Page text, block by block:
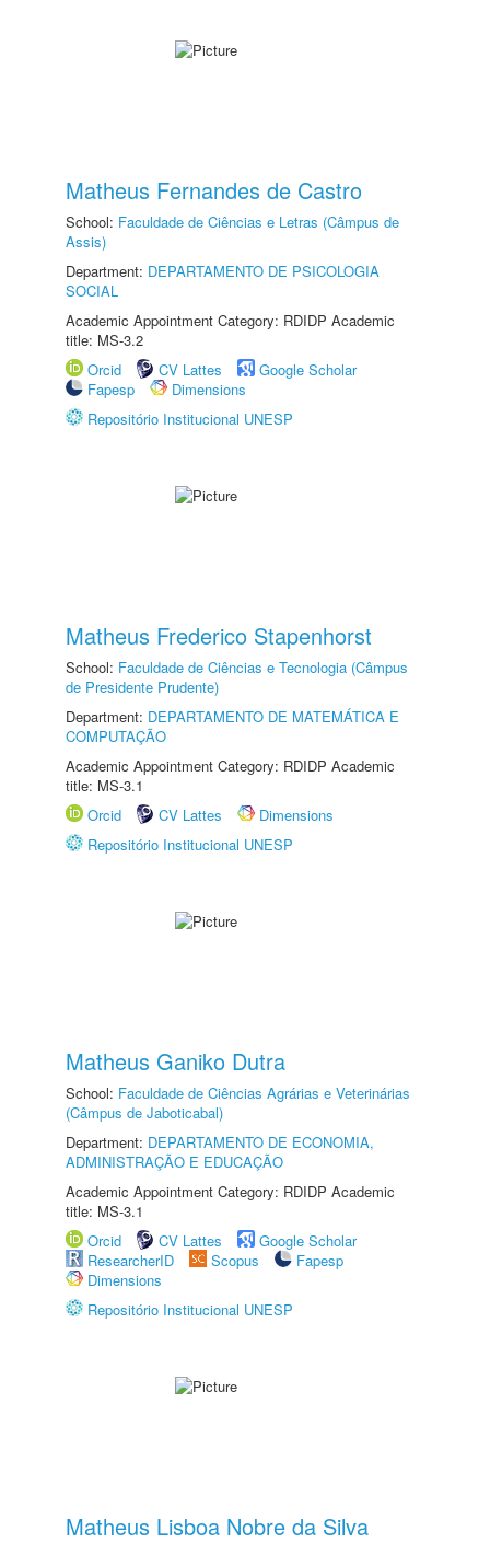
Matheus Fernandes de Castro
School: Faculdade de Ciências e Letras (Câmpus de
Assis)
Department: DEPARTAMENTO DE PSICOLOGIA
SOCIAL
Academic Appointment Category: RDIDP Academic
title: MS-3.2
Orcid
CV Lattes
Google Scholar
Fapesp
Dimensions
Repositório Institucional UNESP
Matheus Frederico Stapenhorst
School: Faculdade de Ciências e Tecnologia (Câmpus
de Presidente Prudente)
Department: DEPARTAMENTO DE MATEMÁTICA E
COMPUTAÇÃO
Academic Appointment Category: RDIDP Academic
title: MS-3.1
Orcid
CV Lattes
Dimensions
Repositório Institucional UNESP
Matheus Ganiko Dutra
School: Faculdade de Ciências Agrárias e Veterinárias
(Câmpus de Jaboticabal)
Department: DEPARTAMENTO DE ECONOMIA,
ADMINISTRAÇÃO E EDUCAÇÃO
Academic Appointment Category: RDIDP Academic
title: MS-3.1
Orcid
CV Lattes
Google Scholar
ResearcherID
Scopus
Fapesp
Dimensions
Repositório Institucional UNESP
Matheus Lisboa Nobre da Silva